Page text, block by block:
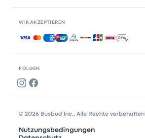
FOLGEN
WIR AKZEPTIEREN
Akzeptierte Zahlungsmethoden
© 2026 Busbud Inc., Alle Rechte vorbehalten
Nutzungsbedingungen